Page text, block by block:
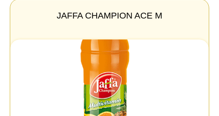
JAFFA CHAMPION ACE M